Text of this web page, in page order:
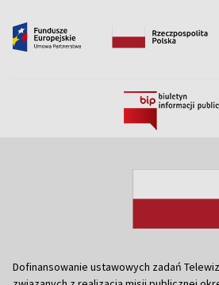
Dofinansowanie ustawowych zadań